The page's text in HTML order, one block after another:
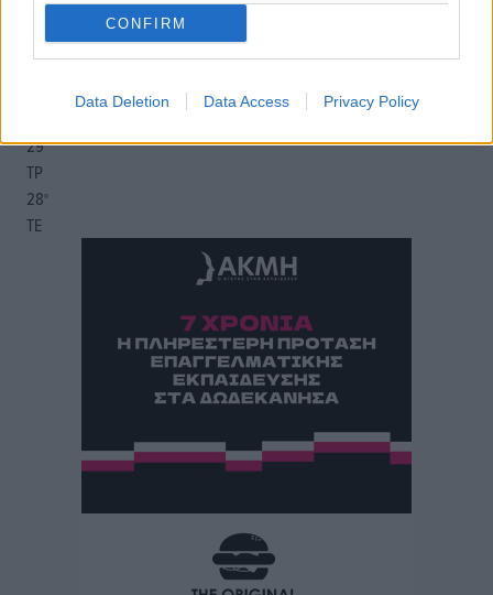
CONFIRM
Data Deletion Data Access Privacy Policy
πρόγνωση:
°
ΚΥ
29°
ΤΡ
28°
ΤΕ